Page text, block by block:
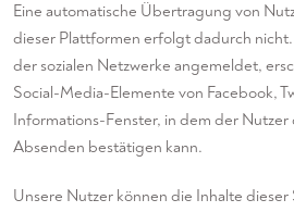
Eine automatische Übertragung von
dieser Plattformen erfolgt dadurch
der sozialen Netzwerke angemeldet,
Social-Media-Elemente von Facebook,
Informations-Fenster, in dem der Nutzer
Absenden bestätigen kann.
Unsere Nutzer können die Inhalte